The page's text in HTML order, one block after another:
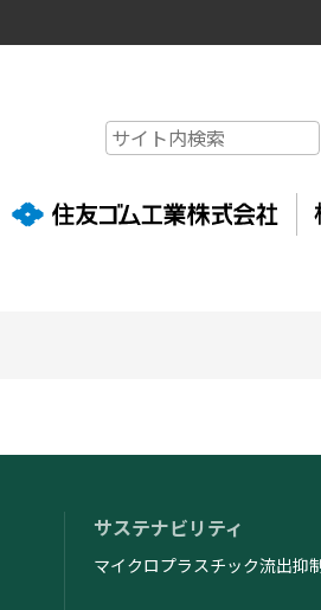
サステナビリティ
マイクロプラスチック流出抑